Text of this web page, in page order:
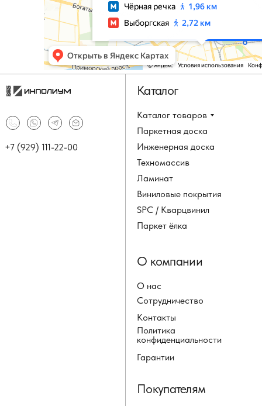
Каталог товаров
Паркетная доска
Инженерная доска
Техномассив
+7 (929) 111-22-00
Каталог
Ламинат
Виниловые покрытия
SPC / Кварцвинил
Паркет ёлка
О нас
Сотрудничество
Контакты
Политика
конфиденциальности
О компании
Покупателям
Гарантии